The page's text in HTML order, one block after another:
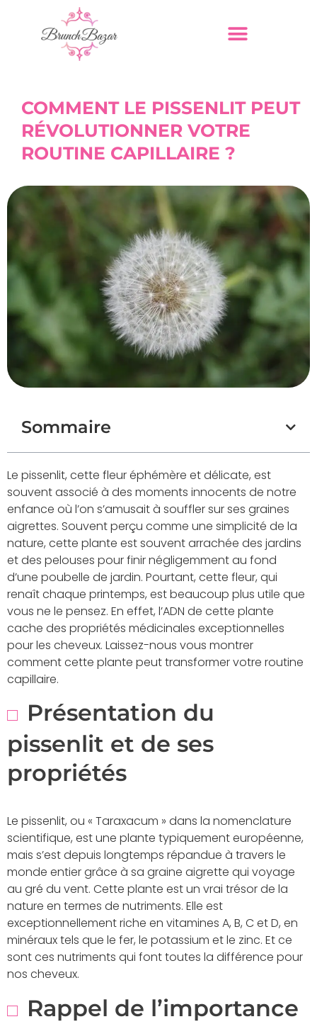
COMMENT LE PISSENLIT PEUT
RÉVOLUTIONNER VOTRE
ROUTINE CAPILLAIRE ?
Sommaire
Le pissenlit, cette fleur éphémère et délicate, est
souvent associé à des moments innocents de notre
enfance où l’on s’amusait à souffler sur ses graines
aigrettes. Souvent perçu comme une simplicité de la
nature, cette plante est souvent arrachée des jardins
et des pelouses pour finir négligemment au fond
d’une poubelle de jardin. Pourtant, cette fleur, qui
renaît chaque printemps, est beaucoup plus utile que
vous ne le pensez. En effet, l’ADN de cette plante
cache des propriétés médicinales exceptionnelles
pour les cheveux. Laissez-nous vous montrer
comment cette plante peut transformer votre routine
capillaire.
Présentation du
pissenlit et de ses
propriétés
Le pissenlit, ou « Taraxacum » dans la nomenclature
scientifique, est une plante typiquement européenne,
mais s’est depuis longtemps répandue à travers le
monde entier grâce à sa graine aigrette qui voyage
au gré du vent. Cette plante est un vrai trésor de la
nature en termes de nutriments. Elle est
exceptionnellement riche en vitamines A, B, C et D, en
minéraux tels que le fer, le potassium et le zinc. Et ce
sont ces nutriments qui font toutes la différence pour
nos cheveux.
Rappel de l’importance